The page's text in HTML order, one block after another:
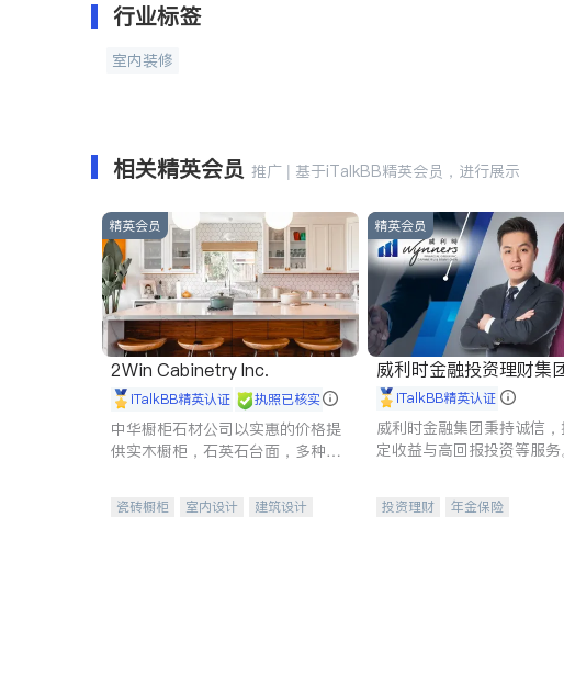
行业标签
室内装修
相关精英会员 推广 | 基于iTalkBB精英会员，进行展示
精英会员
2Win Cabinetry Inc.
iTalkBB精英认证 执照已核实
中华橱柜石材公司以实惠的价格提
供实木橱柜，石英石台面，多种优
瓷砖橱柜 室内设计
建筑设计
精英会员
威利时金融投资理财集
iTalkBB精英认证
威利时金融集团秉持诚信
定收益与高回报投资等服
投资理财
年金保险